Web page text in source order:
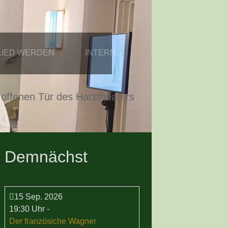
WERDEN INTERN
Tür des Harztheaters
Demnächst
15 Sep. 2026
19:30 Uhr-
Der französiche Wagner